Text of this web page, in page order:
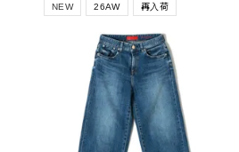
NEW 26AW 再入荷